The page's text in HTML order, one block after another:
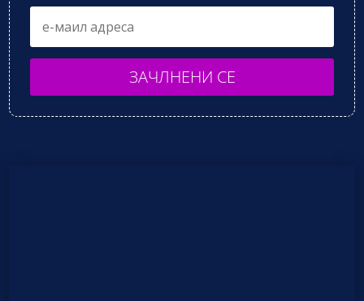
ЗАЧЛНЕНИ СЕ